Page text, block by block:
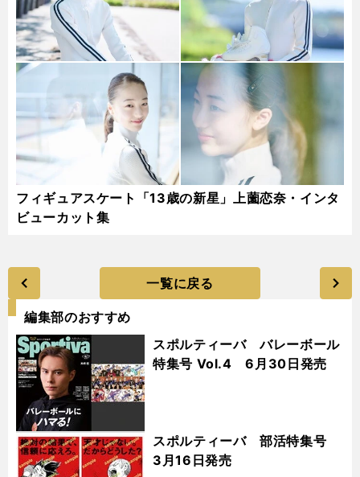
フィギュアスケート「13歳の新星」上薗恋奈・インタ
ビューカット集
一覧に戻る
編集部のおすすめ
スポルティーバ バレーボール
特集号 Vol.4 6月30日発売
スポルティーバ 部活特集号
3月16日発売